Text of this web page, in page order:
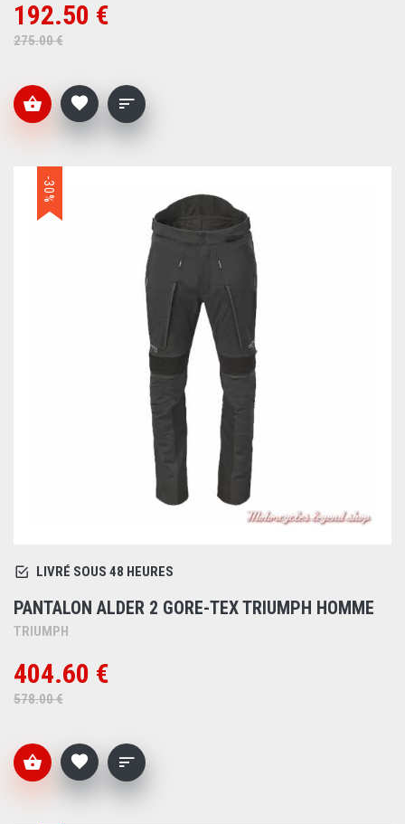
192.50 €
275.00 €
-30%
LIVRÉ SOUS 48 HEURES
PANTALON ALDER 2 GORE-TEX TRIUMPH HOMME
TRIUMPH
404.60 €
578.00 €